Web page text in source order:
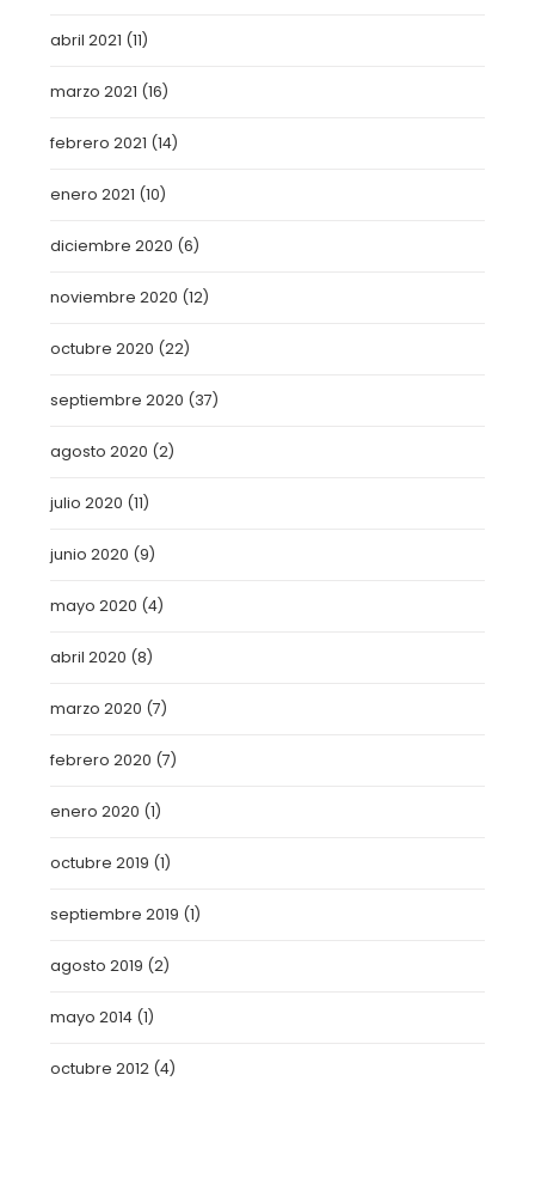
abril 2021 (11)
marzo 2021 (16)
febrero 2021 (14)
enero 2021 (10)
diciembre 2020 (6)
noviembre 2020 (12)
octubre 2020 (22)
septiembre 2020 (37)
agosto 2020 (2)
julio 2020 (11)
junio 2020 (9)
mayo 2020 (4)
abril 2020 (8)
marzo 2020 (7)
febrero 2020 (7)
enero 2020 (1)
octubre 2019 (1)
septiembre 2019 (1)
agosto 2019 (2)
mayo 2014 (1)
octubre 2012 (4)